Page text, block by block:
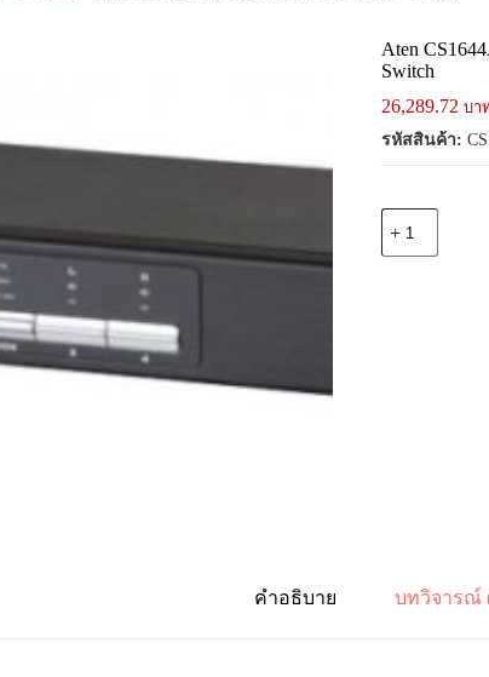
Aten
Switch
26,289.72 บา
รหัสสินค้า:
คำอธิบาย บทวิจารณ์